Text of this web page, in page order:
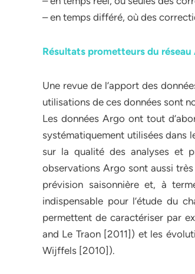
– en temps différé, où des
Résultats prometteurs du réseau
Une revue de l’apport des
utilisations de ces données sont
Les données Argo ont tout
systématiquement utilisées dans
sur la qualité des analyses et
observations Argo sont aussi
prévision saisonnière et, à
indispensable pour l’étude du
permettent de caractériser par
and Le Traon [2011]) et les
Wijffels [2010]).